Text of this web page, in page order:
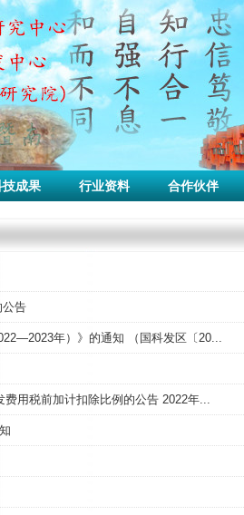
技成果 行业资料 合作伙伴
公告
年）》的通知 （国科发区〔20...
用税前加计扣除比例的公告 2022年...